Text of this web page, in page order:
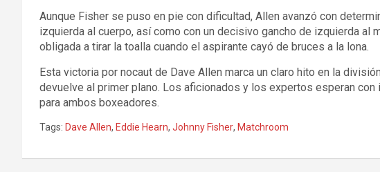
Aunque Fisher se puso en pie con dificultad, Allen avanzó con
izquierda al cuerpo, así como con un decisivo gancho de izquierda al
obligada a tirar la toalla cuando el aspirante cayó de bruces a la lona.
Esta victoria por nocaut de Dave Allen marca un claro hito en la
devuelve al primer plano. Los aficionados y los expertos esperan con
para ambos boxeadores.
Tags: Dave Allen, Eddie Hearn, Johnny Fisher, Matchroom